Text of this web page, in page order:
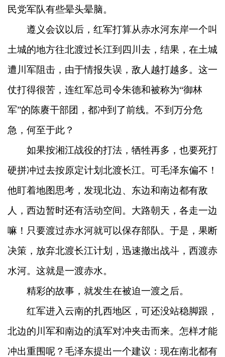
民党军队有些晕头晕脑。
遵义会议以后，红军打算从赤水河东岸一个叫
土城的地方往北渡过长江到四川去，结果，在土城
遭川军阻击，由于情报失误，敌人越打越多。这一
仗打得很苦，连红军总司令朱德和被称为“御林
军”的陈赓干部团，都冲到了前线。不到万分危
急，何至于此？
如果按湘江战役的打法，牺牲再多，也要死打
硬拼冲过去按原定计划北渡长江。可毛泽东偏不！
他盯着地图思考，发现北边、东边和南边都有敌
人，西边暂时还有活动空间。大路朝天，各走一边
嘛！只要渡过赤水河就可以保存部队。于是，果断
决策，放弃北渡长江计划，迅速撤出战斗，西渡赤
水河。这就是一渡赤水。
精彩的故事，就发生在被迫一渡之后。
红军进入云南的扎西地区，可还没站稳脚跟，
北边的川军和南边的滇军对冲夹击而来。怎样才能
冲出重围呢？毛泽东提出一个建议：现在南北都有